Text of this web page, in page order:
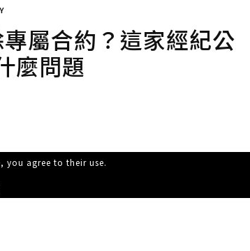
屬合約？這家經紀公
麼問題
you agree to their use.